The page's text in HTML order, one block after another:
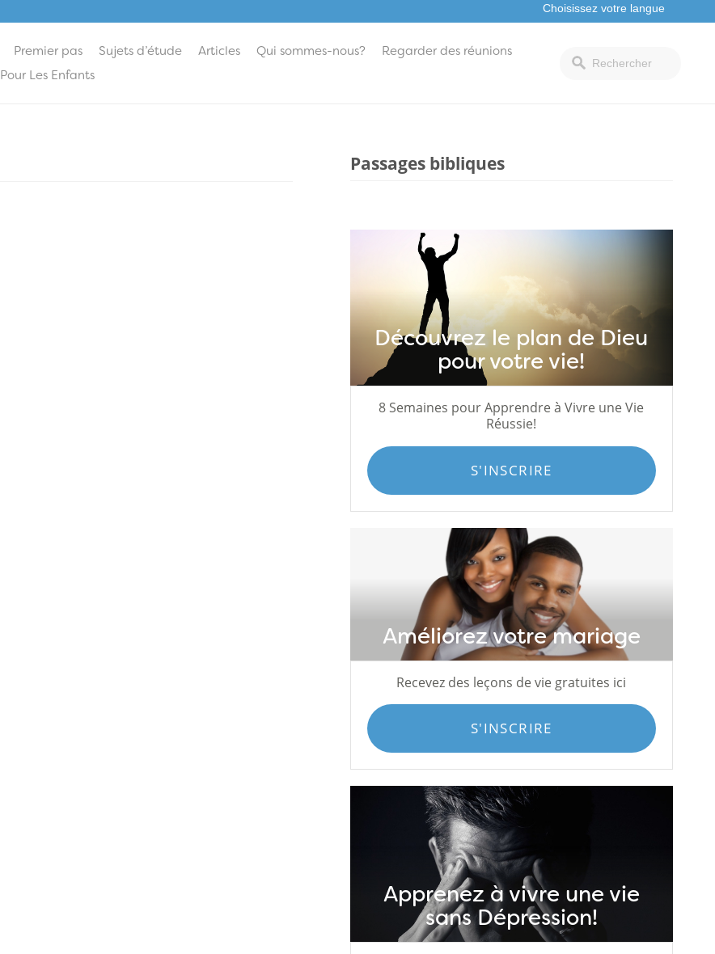
Premier pas Sujets d’étude Articles Qui sommes-nous?
Regarder des réunions
Pour Les Enfants
Passages bibliques
Découvrez le plan de Dieu
pour votre vie!
8 Semaines pour Apprendre à Vivre une Vie
Réussie!
S'INSCRIRE
Améliorez votre mariage
Recevez des leçons de vie gratuites ici
S'INSCRIRE
Apprenez à vivre une vie
sans Dépression!